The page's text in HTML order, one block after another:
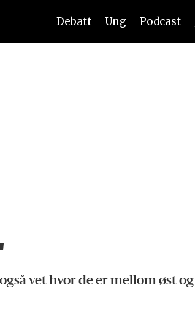
Debatt Ung Podcast
vet hvor de er mellom øst og